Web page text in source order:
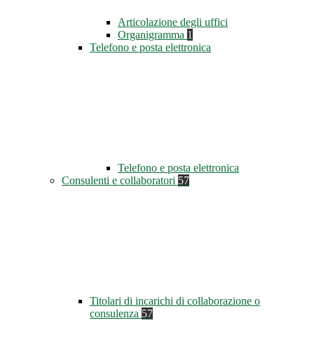
Articolazione degli uffici
Organigramma 1
Telefono e posta elettronica
Telefono e posta elettronica
Consulenti e collaboratori 57
Titolari di incarichi di collaborazione o
consulenza 57